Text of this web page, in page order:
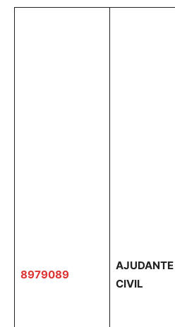
8979089
AJUDANTE
CIVIL